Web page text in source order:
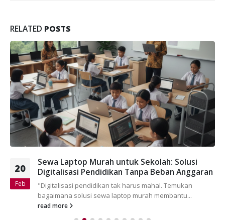
RELATED POSTS
20
Feb
Sewa Laptop Murah untuk Sekolah: Solusi
Digitalisasi Pendidikan Tanpa Beban Anggaran
"Digitalisasi pendidikan tak harus mahal. Temukan
bagaimana solusi sewa laptop murah membantu...
read more